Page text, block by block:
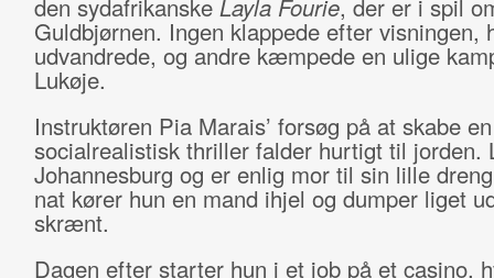
den sydafrikanske Layla Fourie, der er i spil
Guldbjørnen. Ingen klappede efter visningen,
udvandrede, og andre kæmpede en ulige
Lukøje.
Instruktøren Pia Marais’ forsøg på at skabe en
socialrealistisk thriller falder hurtigt til jorden.
Johannesburg og er enlig mor til sin lille
nat kører hun en mand ihjel og dumper liget
skrænt.
Dagen efter starter hun i et job på et casino,